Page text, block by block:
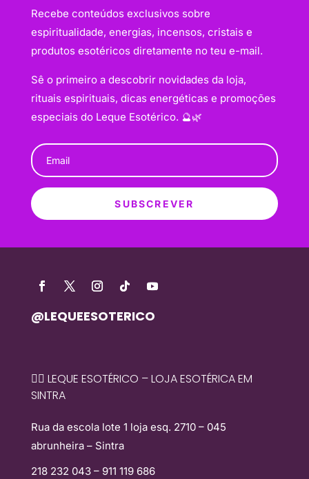
Recebe conteúdos exclusivos sobre
espiritualidade, energias, incensos, cristais e
produtos esotéricos diretamente no teu e-mail.
Sê o primeiro a descobrir novidades da loja,
rituais espirituais, dicas energéticas e promoções
especiais do Leque Esotérico. 🔮🌿
SUBSCREVER
@LEQUEESOTERICO
🧙‍♀️ LEQUE ESOTÉRICO – LOJA ESOTÉRICA EM
SINTRA
Rua da escola lote 1 loja esq. 2710 – 045
abrunheira – Sintra
218 232 043 – 911 119 686